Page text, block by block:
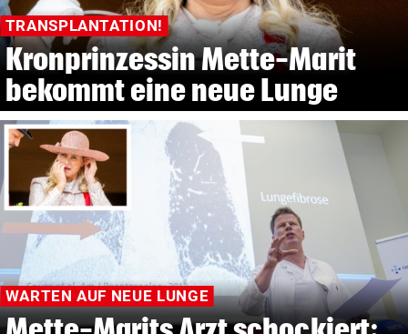
TRANSPLANTATION!
Kronprinzessin Mette-Marit
bekommt eine neue Lunge
WARTEN AUF NEUE LUNGE